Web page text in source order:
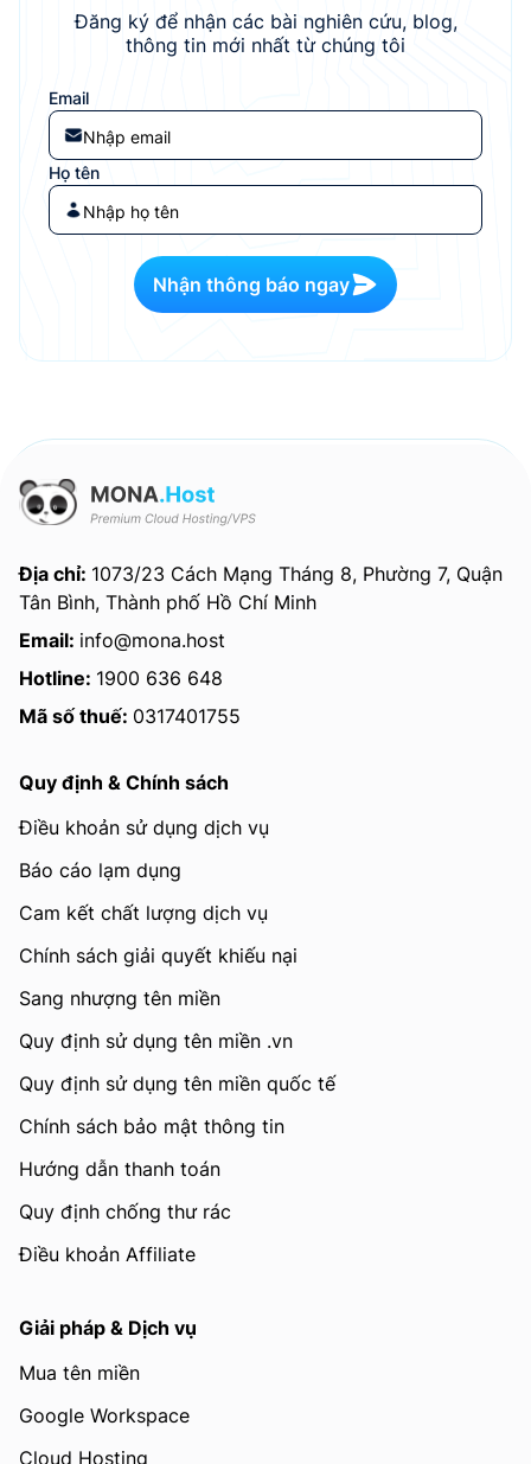
Đăng ký để nhận các bài nghiên cứu, blog,
thông tin mới nhất từ chúng tôi
Email
Họ tên
Nhận thông báo ngay
Địa chỉ: 1073/23 Cách Mạng Tháng 8, Phường 7, Quận
Tân Bình, Thành phố Hồ Chí Minh
Email: info@mona.host
Hotline: 1900 636 648
Mã số thuế: 0317401755
Quy định & Chính sách
Điều khoản sử dụng dịch vụ
Báo cáo lạm dụng
Cam kết chất lượng dịch vụ
Chính sách giải quyết khiếu nại
Sang nhượng tên miền
Quy định sử dụng tên miền .vn
Quy định sử dụng tên miền quốc tế
Chính sách bảo mật thông tin
Hướng dẫn thanh toán
Quy định chống thư rác
Điều khoản Affiliate
Giải pháp & Dịch vụ
Mua tên miền
Google Workspace
Cloud Hosting